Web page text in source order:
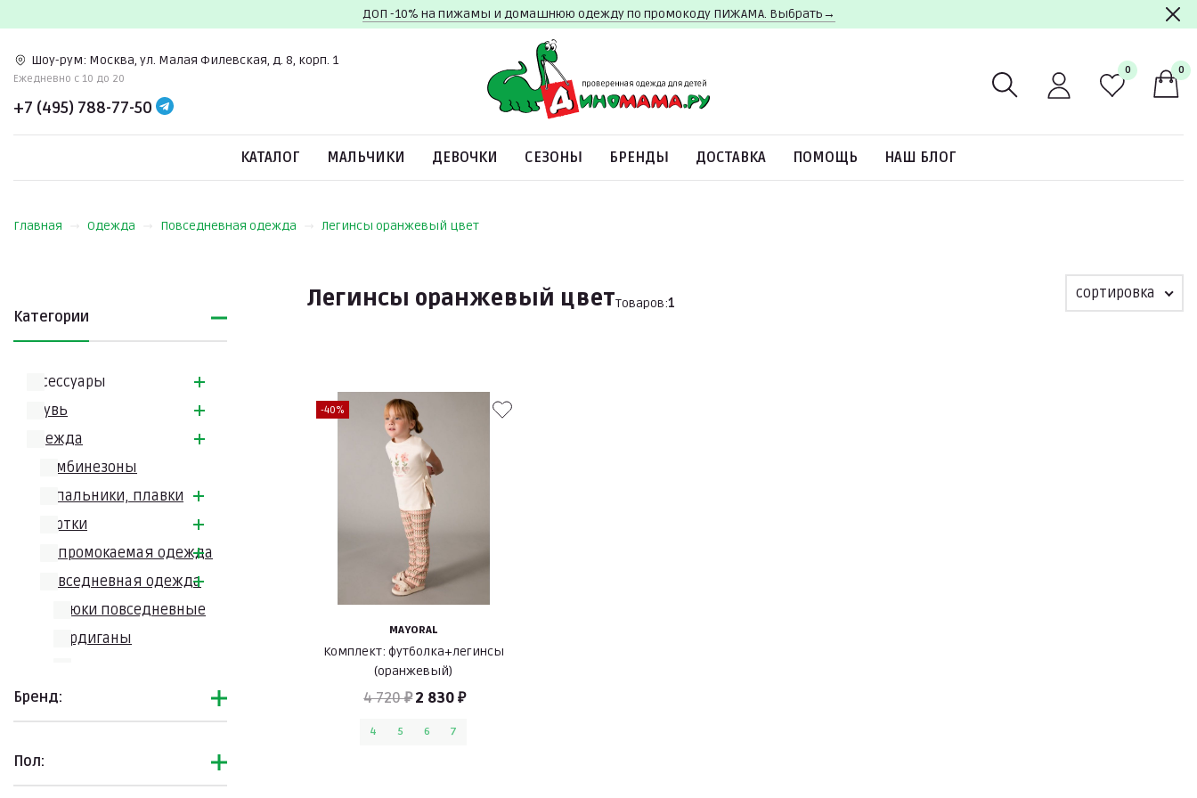
ДОП -10% на пижамы и домашнюю одежду по промокоду ПИЖАМА. Выбрать→
Шоу-рум: Москва, ул. Малая Филевская, д. 8, корп. 1
Ежедневно c 10 до 20
+7 (495) 788-77-50
0 0
КАТАЛОГ МАЛЬЧИКИ ДЕВОЧКИ СЕЗОНЫ БРЕНДЫ ДОСТАВКА ПОМОЩЬ НАШ БЛОГ
Главная Одежда Повседневная одежда Легинсы оранжевый цвет
Категории
Аксессуары
Обувь
Одежда
Комбинезоны
Купальники, плавки
Куртки
Непромокаемая одежда
Повседневная одежда
Брюки повседневные
Кардиганы
Лонгсливы
Платья
Свитшоты
Бренд:
Пол:
Легинсы оранжевый цветТоваров:1
сортировка
-40%
MAYORAL
Комплект: футболка+легинсы
(оранжевый)
4 720 ₽2 830 ₽
4 5 6 7